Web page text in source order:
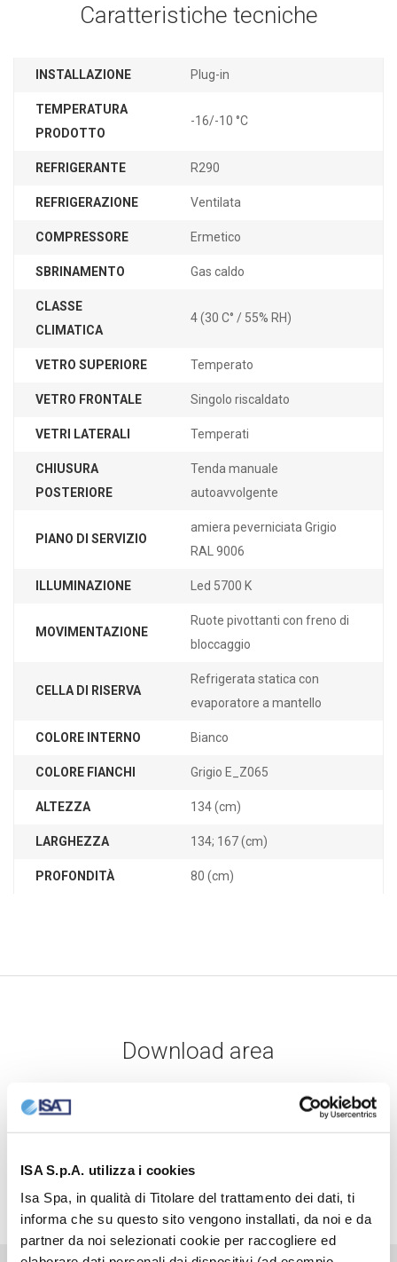
ISA S.p.A. utilizza i cookies
Isa Spa, in qualità di Titolare del trattamento dei dati, ti
informa che su questo sito vengono installati, da noi e da
partner da noi selezionati cookie per raccogliere ed
Caratteristiche tecniche
INSTALLAZIONE Plug-in
TEMPERATURA
PRODOTTO
-16/-10 °C
REFRIGERANTE R290
REFRIGERAZIONE Ventilata
COMPRESSORE Ermetico
SBRINAMENTO Gas caldo
CLASSE
CLIMATICA
4 (30 C° / 55% RH)
VETRO SUPERIORE Temperato
VETRO FRONTALE Singolo riscaldato
VETRI LATERALI Temperati
CHIUSURA
POSTERIORE
Tenda manuale
autoavvolgente
PIANO DI SERVIZIO
amiera peverniciata Grigio
RAL 9006
ILLUMINAZIONE Led 5700 K
MOVIMENTAZIONE
Ruote pivottanti con freno di
bloccaggio
CELLA DI RISERVA
Refrigerata statica con
evaporatore a mantello
COLORE INTERNO Bianco
COLORE FIANCHI Grigio E_Z065
ALTEZZA 134 (cm)
LARGHEZZA 134; 167 (cm)
PROFONDITÀ 80 (cm)
Download area